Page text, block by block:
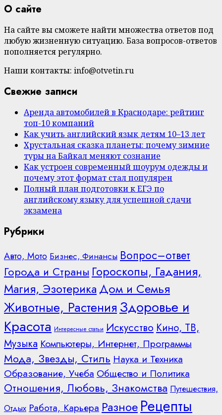
О сайте
На сайте вы сможете найти множества ответов под
любую жизненную ситуацию. База вопросов-ответов
пополняется регулярно.
Наши контакты: info@otvetin.ru
Свежие записи
Аренда автомобилей в Краснодаре: рейтинг
топ-10 компаний
Как учить английский язык детям 10–13 лет
Хрустальная сказка планеты: почему зимние
туры на Байкал меняют сознание
Как устроен современный шоурум одежды и
почему этот формат стал популярен
Полный план подготовки к ЕГЭ по
английскому языку для успешной сдачи
экзамена
Рубрики
Авто, Мото Бизнес, Финансы Вопрос–ответ
Города и Страны Гороскопы, Гадания,
Магия, Эзотерика Дом и Семья
Животные, Растения Здоровье и
Красота Интересные статьи Искусство Кино, ТВ,
Музыка Компьютеры, Интернет, Программы
Мода, Звезды, Стиль Наука и Техника
Образование, Учеба Общество и Политика
Отношения, Любовь, Знакомства Путешествия,
Отдых Работа, Карьера Разное Рецепты